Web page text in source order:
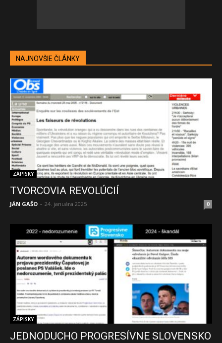
NAJNOVŠIE ČLÁNKY
ZÁPISKY
TVORCOVIA REVOLÚCIÍ
JÁN GAŠO - 24. januára 2025 0
ZÁPISKY
JEDNODUCHO PROGRESÍVNE SLOVENSKO